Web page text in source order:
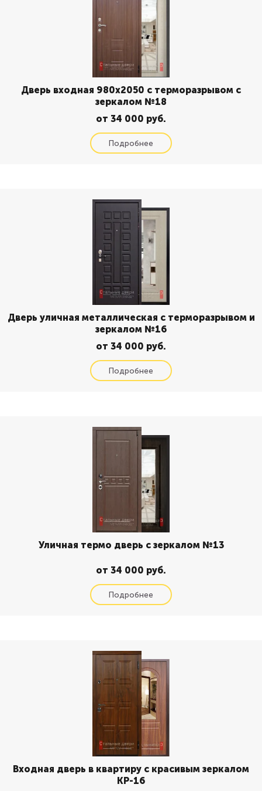
Дверь входная 980х2050 с терморазрывом с
зеркалом №18
от 34 000 руб.
Дверь уличная металлическая с терморазрывом и
зеркалом №16
от 34 000 руб.
Уличная термо дверь с зеркалом №13
от 34 000 руб.
Входная дверь в квартиру с красивым зеркалом
КР-16